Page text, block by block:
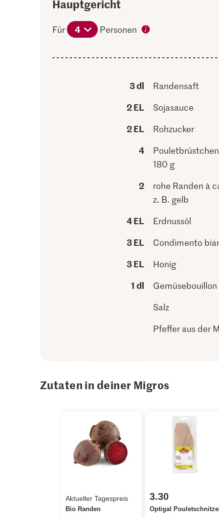
Hauptgericht
Für 4 Personen
3 dl Randensaft
2 EL Sojasauce
2 EL Rohzucker
4
180 g
2
rohe Randen à
z. B. gelb
4 EL Erdnussöl
3 EL Condimento
3 EL Honig
1 dl
Gemüsebouillon
Salz
Pfeffer aus der
Zutaten in deiner Migros
Aktueller Tagespreis
Bio Randen
3.30
Optigal Pouletschnitzel